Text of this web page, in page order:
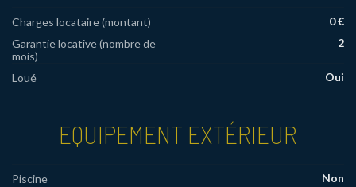
Charges locataire (montant)
0 €
Garantie locative (nombre de
mois)
2
Loué Oui
EQUIPEMENT EXTÉRIEUR
Piscine Non